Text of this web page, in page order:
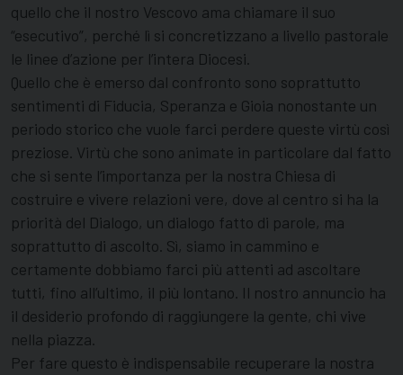
quello che il nostro Vescovo ama chiamare il suo
“esecutivo”, perché lì si concretizzano a livello pastorale
le linee d’azione per l’intera Diocesi.
Quello che è emerso dal confronto sono soprattutto
sentimenti di Fiducia, Speranza e Gioia nonostante un
periodo storico che vuole farci perdere queste virtù così
preziose. Virtù che sono animate in particolare dal fatto
che si sente l’importanza per la nostra Chiesa di
costruire e vivere relazioni vere, dove al centro si ha la
priorità del Dialogo, un dialogo fatto di parole, ma
soprattutto di ascolto. Sì, siamo in cammino e
certamente dobbiamo farci più attenti ad ascoltare
tutti, fino all’ultimo, il più lontano. Il nostro annuncio ha
il desiderio profondo di raggiungere la gente, chi vive
nella piazza.
Per fare questo è indispensabile recuperare la nostra